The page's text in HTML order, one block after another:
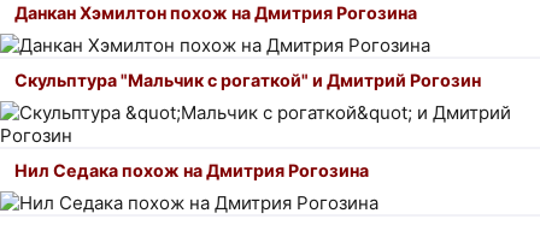
Данкан Хэмилтон похож на Дмитрия Рогозина
Скульптура "Мальчик с рогаткой" и Дмитрий Рогозин
Нил Седака похож на Дмитрия Рогозина